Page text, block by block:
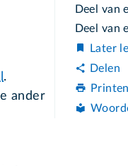
.
ander
Deel van
Deel van
Later
Delen